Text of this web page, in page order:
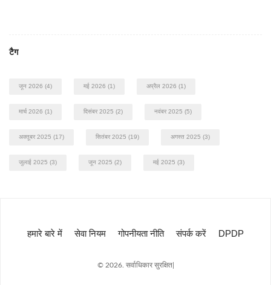
टैग
जून 2026 (4) मई 2026 (1) अप्रैल 2026 (1)
मार्च 2026 (1) दिसंबर 2025 (2) नवंबर 2025 (5)
अक्तूबर 2025 (17) सितंबर 2025 (19) अगस्त 2025 (3)
जुलाई 2025 (3) जून 2025 (2) मई 2025 (3)
हमारे बारे में सेवा नियम गोपनीयता नीति संपर्क करें DPDP
© 2026. सर्वाधिकार सुरक्षित|